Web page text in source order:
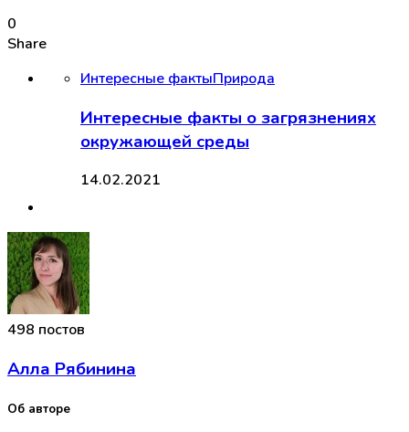
0
Share
Интересные фактыПрирода
Интересные факты о загрязнениях
окружающей среды
14.02.2021
498 постов
Алла Рябинина
Об авторе